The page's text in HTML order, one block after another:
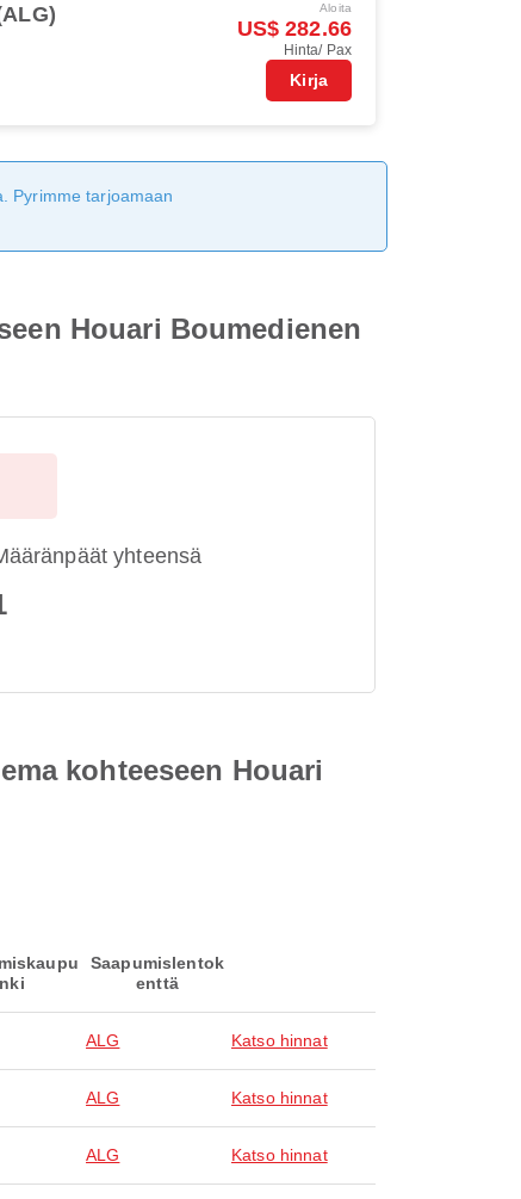
Aloita
US$ 282.66
Hinta/ Pax
Kirja
Pyrimme tarjoamaan
Houari Boumedienen
yhteensä
kohteeseen Houari
nki
Saapumislentok
enttä
ALG Katso hinnat
ALG Katso hinnat
ALG Katso hinnat